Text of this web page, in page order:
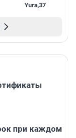
Yura,37
при каждом